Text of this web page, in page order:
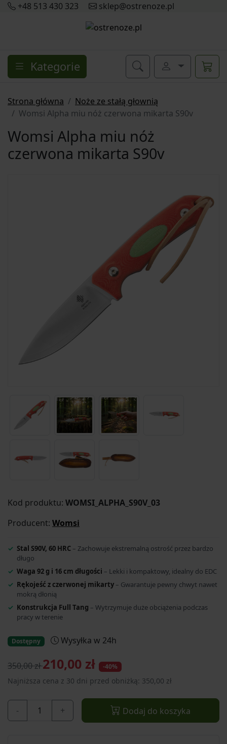
+48 513 430 323 sklep@ostrenoze.pl
Kategorie
Strona główna
Noże ze stałą głownią
Womsi Alpha miu nóż czerwona mikarta S90v
Womsi Alpha miu nóż
czerwona mikarta S90v
Kod produktu: WOMSI_ALPHA_S90V_03
Producent: Womsi
Stal S90V, 60 HRC – Zachowuje ekstremalną ostrość przez bardzo
długo
Waga 92 g i 16 cm długości – Lekki i kompaktowy, idealny do EDC
Rękojeść z czerwonej mikarty – Gwarantuje pewny chwyt nawet
mokrą dłonią
Konstrukcja Full Tang – Wytrzymuje duże obciążenia podczas
pracy w terenie
Dostępny Wysyłka w 24h
350,00 zł210,00 zł -40%
Najniższa cena z 30 dni przed obniżką: 350,00 zł
- + Dodaj do koszyka